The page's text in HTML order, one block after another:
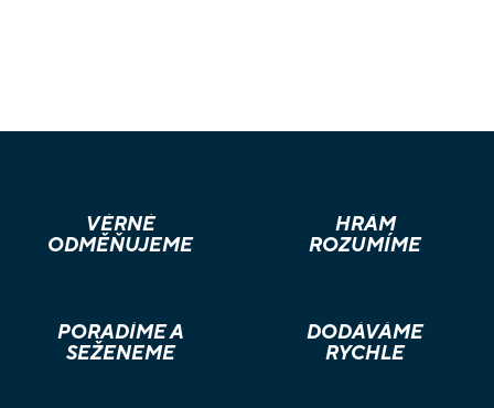
VĚRNÉ
ODMĚŇUJEME
HRÁM
ROZUMÍME
PORADÍME A
SEŽENEME
DODÁVÁME
RYCHLE